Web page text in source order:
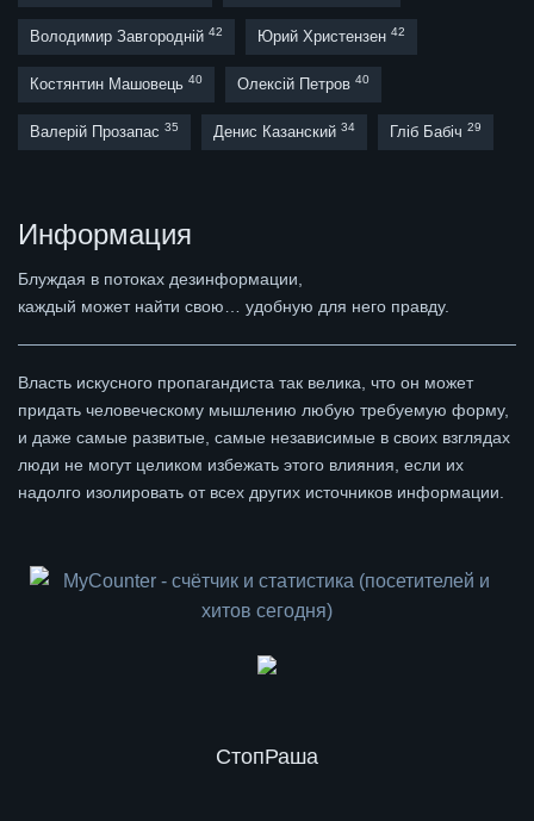
Володимир Завгородній 42 Юрий Христензен 42
Костянтин Машовець 40 Олексій Петров 40
Валерій Прозапас 35 Денис Казанский 34 Гліб Бабіч 29
Информация
Блуждая в потоках дезинформации,
каждый может найти свою… удобную для него правду.
Власть искусного пропагандиста так велика, что он может
придать человеческому мышлению любую требуемую форму,
и даже самые развитые, самые независимые в своих взглядах
люди не могут целиком избежать этого влияния, если их
надолго изолировать от всех других источников информации.
СтопРаша